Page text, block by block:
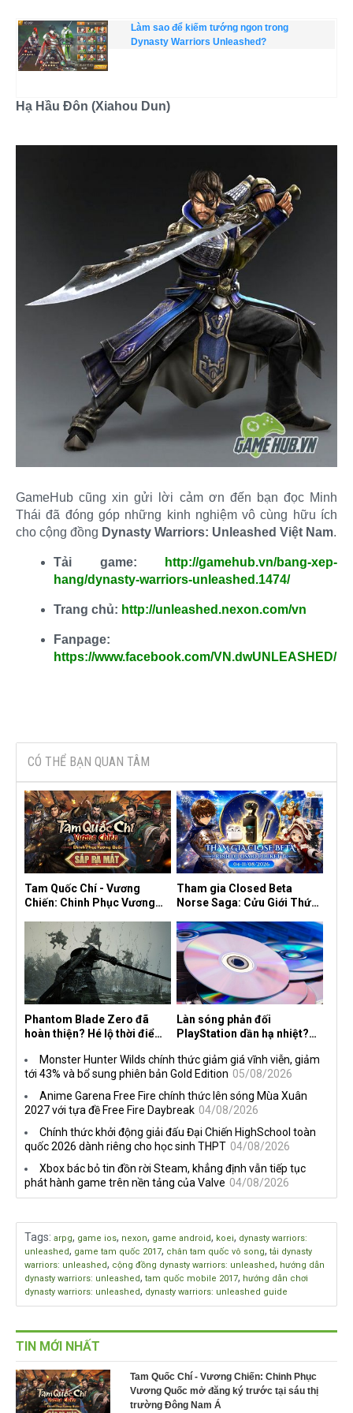
Làm sao để kiếm tướng ngon trong
Dynasty Warriors Unleashed?
Hạ Hầu Đôn (Xiahou Dun)
GameHub cũng xin gửi lời cảm ơn đến bạn đọc Minh
Thái đã đóng góp những kinh nghiệm vô cùng hữu ích
cho cộng đồng Dynasty Warriors: Unleashed Việt Nam.​
Tải game:
http://gamehub.vn/bang-xep-
hang/dynasty-warriors-unleashed.1474/
Trang chủ: http://unleashed.nexon.com/vn
Fanpage:
https://www.facebook.com/VN.dwUNLEASHED/
CÓ THỂ BẠN QUAN TÂM
Tam Quốc Chí - Vương
Chiến: Chinh Phục Vương
sáu thị trường Đông Nam Á
Tham gia Closed Beta
Norse Saga: Cửu Giới Thức
3 ngay hôm nay
Phantom Blade Zero đã
hoàn thiện? Hé lộ thời điểm
mở đặt trước đang đến gần
Làn sóng phản đối
PlayStation dần hạ nhiệt?
làm, Sony vẫn giữ vững lập
trường
Monster Hunter Wilds chính thức giảm giá vĩnh viễn, giảm
tới 43% và bổ sung phiên bản Gold Edition 05/08/2026
Anime Garena Free Fire chính thức lên sóng Mùa Xuân
2027 với tựa đề Free Fire Daybreak 04/08/2026
Chính thức khởi động giải đấu Đại Chiến HighSchool toàn
quốc 2026 dành riêng cho học sinh THPT 04/08/2026
Xbox bác bỏ tin đồn rời Steam, khẳng định vẫn tiếp tục
phát hành game trên nền tảng của Valve 04/08/2026
Tags: arpg, game ios, nexon, game android, koei, dynasty warriors:
unleashed, game tam quốc 2017, chân tam quốc vô song, tải dynasty
warriors: unleashed, cộng đồng dynasty warriors: unleashed, hướng dẫn
dynasty warriors: unleashed, tam quốc mobile 2017, hướng dẫn chơi
dynasty warriors: unleashed, dynasty warriors: unleashed guide
TIN MỚI NHẤT
Tam Quốc Chí - Vương Chiến: Chinh Phục
Vương Quốc mở đăng ký trước tại sáu thị
trường Đông Nam Á